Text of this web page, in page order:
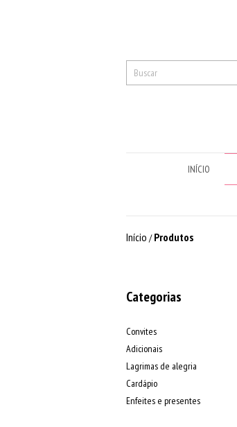
INÍCIO
Início / Produtos
Categorias
Convites
Adicionais
Lagrimas de alegria
Cardápio
Enfeites e presentes